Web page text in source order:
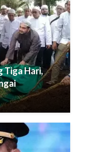
Tiga Hari,